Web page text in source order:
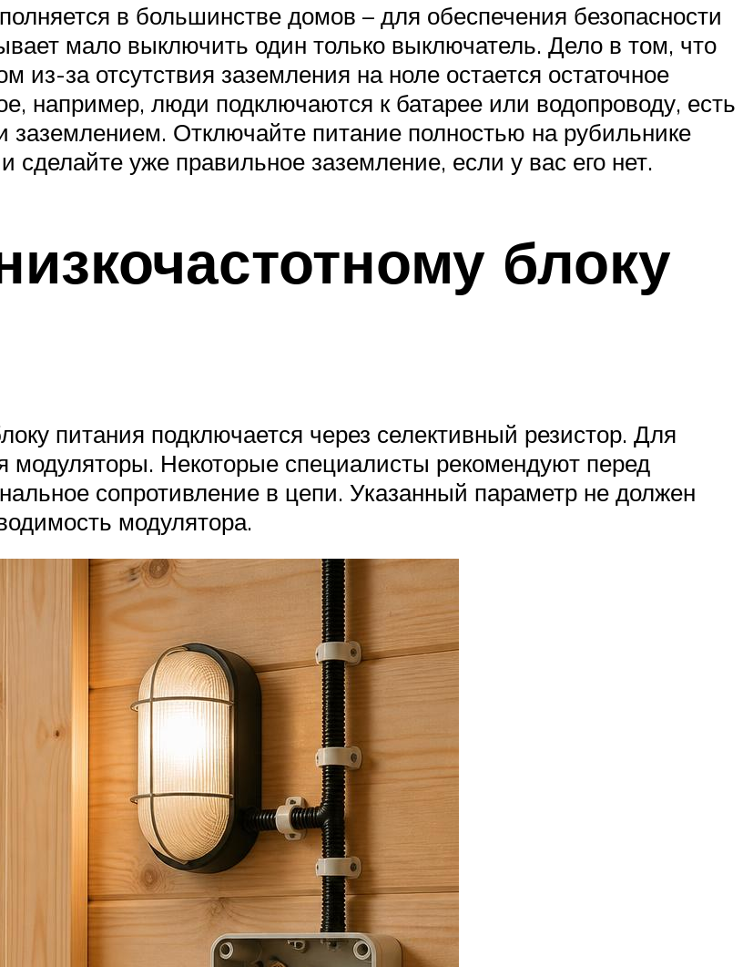
в большинстве домов – для обеспечения безопасности
мало выключить один только выключатель. Дело в том, что
из-за отсутствия заземления на ноле остается остаточное
например, люди подключаются к батарее или водопроводу, есть
Отключайте питание полностью на рубильнике
сделайте уже правильное заземление, если у вас его нет.
блоку
питания подключается через селективный резистор. Для
модуляторы. Некоторые специалисты рекомендуют перед
сопротивление в цепи. Указанный параметр не должен
модулятора.